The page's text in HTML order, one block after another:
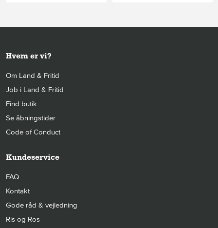
Hvem er vi?
Om Land & Fritid
Job i Land & Fritid
Find butik
Se åbningstider
Code of Conduct
Kundeservice
FAQ
Kontakt
Gode råd & vejledning
Ris og Ros